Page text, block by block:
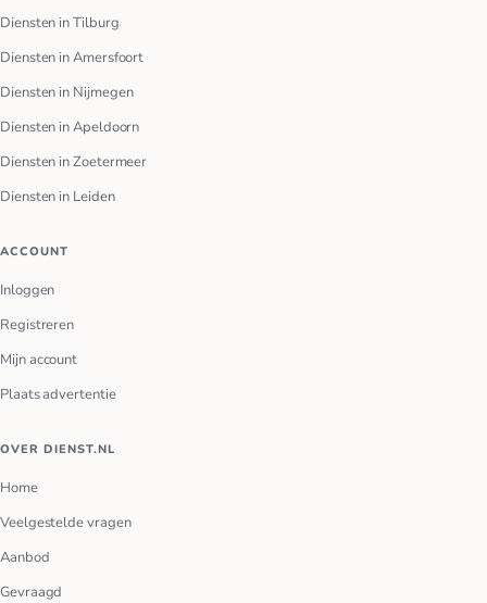
Diensten in Tilburg
Diensten in Amersfoort
Diensten in Nijmegen
Diensten in Apeldoorn
Diensten in Zoetermeer
Diensten in Leiden
ACCOUNT
Inloggen
Registreren
Mijn account
Plaats advertentie
OVER DIENST.NL
Home
Veelgestelde vragen
Aanbod
Gevraagd